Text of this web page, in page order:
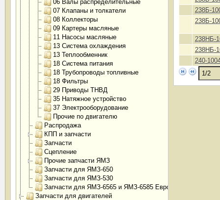
06 Валы распределительные
07 Клапаны и толкатели
08 Коллекторы
09 Картеры масляные
11 Насосы масляные
13 Система охлаждения
13 Теплообменник
18 Система питания
18 Трубопроводы топливные
18 Фильтры
29 Приводы ТНВД
35 Натяжное устройство
37 Электрооборудование
Прочие по двигателю
Распродажа
КПП и запчасти
Запчасти
Сцепление
Прочие запчасти ЯМЗ
Запчасти для ЯМЗ-650
Запчасти для ЯМЗ-530
Запчасти для ЯМЗ-6565 и ЯМЗ-6585 Евро-4
Запчасти для двигателей
238Б-
238Б-
238НБ-
238НБ-
240-